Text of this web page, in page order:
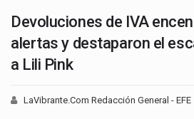
Devoluciones de IVA
alertas y destaparon el
a Lili Pink
LaVibrante.Com Redacción General - EFE